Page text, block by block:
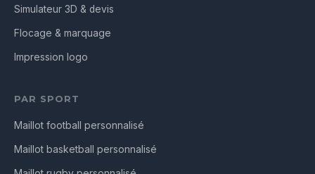
Simulateur 3D & devis
Flocage & marquage
Impression logo
PAR SPORT
Maillot football personnalisé
Maillot basketball personnalisé